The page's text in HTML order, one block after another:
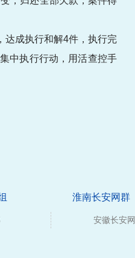
达成执行和解4件，执行完
中执行行动，用活查控手
淮南长安网群
安徽长安网